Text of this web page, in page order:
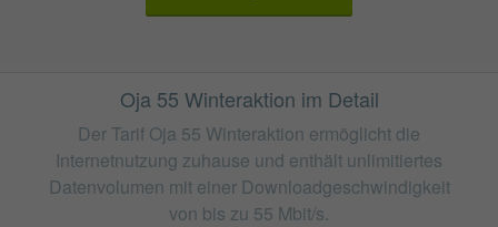
Oja 55 Winteraktion im Detail
Der Tarif Oja 55 Winteraktion ermöglicht die
Internetnutzung zuhause und enthält unlimitiertes
Datenvolumen mit einer Downloadgeschwindigkeit
von bis zu 55 Mbit/s.